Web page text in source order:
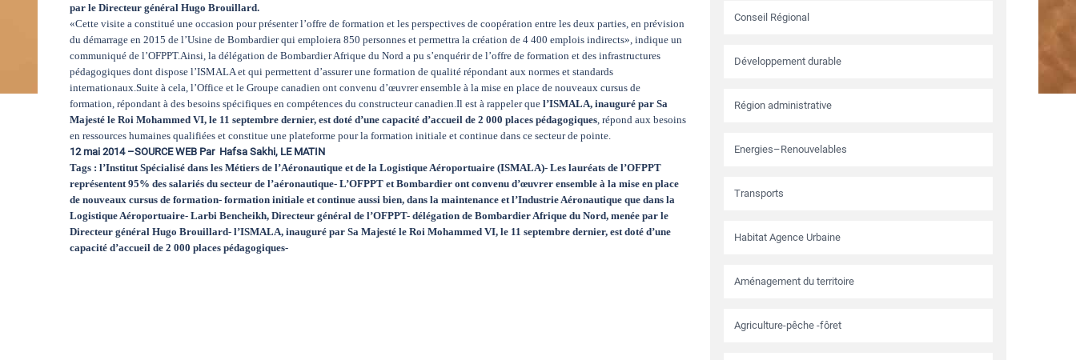
par le Directeur général Hugo Brouillard.
«Cette visite a constitué une occasion pour présenter l’offre de formation et les perspectives de coopération entre les deux parties, en prévision
du démarrage en 2015 de l’Usine de Bombardier qui emploiera 850 personnes et permettra la création de 4 400 emplois indirects», indique un
communiqué de l’OFPPT.Ainsi, la délégation de Bombardier Afrique du Nord a pu s’enquérir de l’offre de formation et des infrastructures
pédagogiques dont dispose l’ISMALA et qui permettent d’assurer une formation de qualité répondant aux normes et standards
internationaux.Suite à cela, l’Office et le Groupe canadien ont convenu d’œuvrer ensemble à la mise en place de nouveaux cursus de
formation, répondant à des besoins spécifiques en compétences du constructeur canadien.Il est à rappeler que l’ISMALA, inauguré par Sa
Majesté le Roi Mohammed VI, le 11 septembre dernier, est doté d’une capacité d’accueil de 2 000 places pédagogiques , répond aux besoins
en ressources humaines qualifiées et constitue une plateforme pour la formation initiale et continue dans ce secteur de pointe.
12 mai 2014 –SOURCE WEB Par Hafsa Sakhi, LE MATIN
Tags : l’Institut Spécialisé dans les Métiers de l’Aéronautique et de la Logistique Aéroportuaire (ISMALA)- Les lauréats de l’OFPPT
représentent 95% des salariés du secteur de l’aéronautique- L’OFPPT et Bombardier ont convenu d’œuvrer ensemble à la mise en place
de nouveaux cursus de formation- formation initiale et continue aussi bien, dans la maintenance et l’Industrie Aéronautique que dans la
Logistique Aéroportuaire- Larbi Bencheikh, Directeur général de l’OFPPT- délégation de Bombardier Afrique du Nord, menée par le
Directeur général Hugo Brouillard- l’ISMALA, inauguré par Sa Majesté le Roi Mohammed VI, le 11 septembre dernier, est doté d’une
capacité d’accueil de 2 000 places pédagogiques-
Conseil Régional
Développement durable
Région administrative
Energies–Renouvelables
Transports
Habitat Agence Urbaine
Aménagement du territoire
Agriculture-pêche -fôret